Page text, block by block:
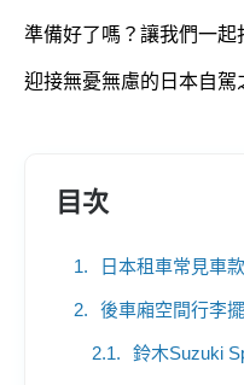
準備好了嗎？讓我們一起
迎接無憂無慮的日本自駕
目次
日本租車常見車
後車廂空間行李
鈴木Suzuki